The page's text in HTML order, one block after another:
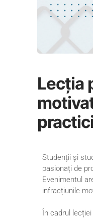
Lecția
Studenții și
pasionați de
Evenimentul
infracțiunile
În cadrul